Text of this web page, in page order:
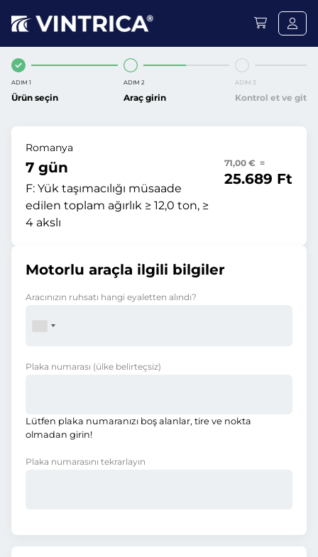
ADIM 1
Ürün seçin
ADIM 2
Araç girin
ADIM 3
Kontrol et ve git
Romanya
7 gün
F: Yük taşımacılığı müsaade
edilen toplam ağırlık ≥ 12,0 ton, ≥
4 akslı
71,00 € =
25.689 Ft
Motorlu araçla ilgili bilgiler
Aracınızın ruhsatı hangi eyaletten alındı?
Plaka numarası (ülke belirteçsiz)
Lütfen plaka numaranızı boş alanlar, tire ve nokta
olmadan girin!
Plaka numarasını tekrarlayın